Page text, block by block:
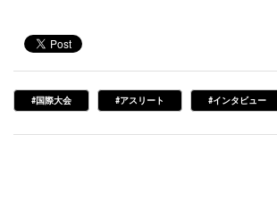
#国際大会 #アスリート #インタビュー